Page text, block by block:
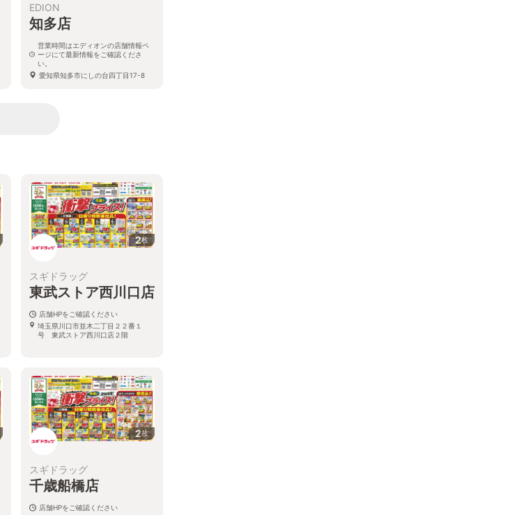
EDION
知多店
営業時間はエディオンの店舗情報ペ
ージにて最新情報をご確認くださ
い。
愛知県知多市にしの台四丁目17-8
2枚
スギドラッグ
東武ストア西川口店
店舗HPをご確認ください
埼玉県川口市並木二丁目２２番１
号 東武ストア西川口店２階
2枚
スギドラッグ
千歳船橋店
店舗HPをご確認ください